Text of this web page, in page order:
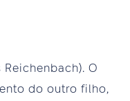
O
do outro filho,